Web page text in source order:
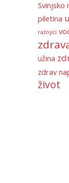
Svinjsko
piletina
ražnjići
užina
zdrav
život